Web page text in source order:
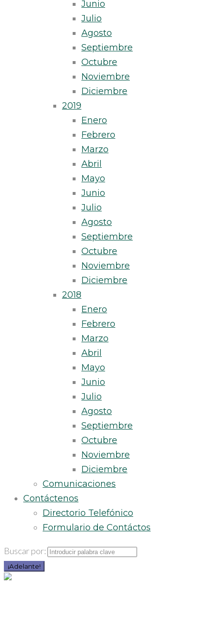
Junio
Julio
Agosto
Septiembre
Octubre
Noviembre
Diciembre
2019
Enero
Febrero
Marzo
Abril
Mayo
Junio
Julio
Agosto
Septiembre
Octubre
Noviembre
Diciembre
2018
Enero
Febrero
Marzo
Abril
Mayo
Junio
Julio
Agosto
Septiembre
Octubre
Noviembre
Diciembre
Comunicaciones
Contáctenos
Directorio Telefónico
Formulario de Contáctos
Buscar por:
¡Adelante!